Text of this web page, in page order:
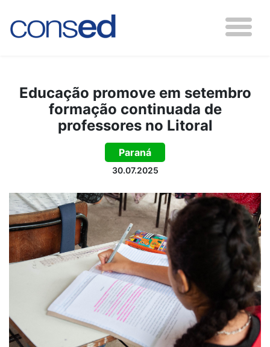
Educação promove em setembro
formação continuada de
professores no Litoral
Paraná
30.07.2025